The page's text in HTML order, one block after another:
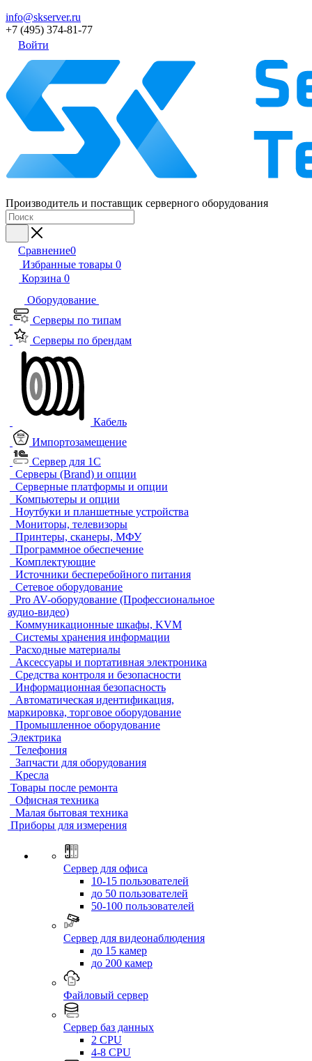
info@skserver.ru
+7 (495) 374-81-77
Войти
Производитель и поставщик серверного оборудования
Сравнение0
Избранные товары 0
Корзина 0
Оборудование
Серверы по типам
Серверы по брендам
Кабель
Импортозамещение
Сервер для 1С
Серверы (Brand) и опции
Серверные платформы и опции
Компьютеры и опции
Ноутбуки и планшетные устройства
Мониторы, телевизоры
Принтеры, сканеры, МФУ
Программное обеспечение
Комплектующие
Источники бесперебойного питания
Сетевое оборудование
Pro AV-оборудование (Профессиональное
аудио-видео)
Коммуникационные шкафы, KVM
Системы хранения информации
Расходные материалы
Аксессуары и портативная электроника
Средства контроля и безопасности
Информационная безопасность
Автоматическая идентификация,
маркировка, торговое оборудование
Промышленное оборудование
Электрика
Телефония
Запчасти для оборудования
Кресла
Товары после ремонта
Офисная техника
Малая бытовая техника
Приборы для измерения
Сервер для офиса
10-15 пользователей
до 50 пользователей
50-100 пользователей
Сервер для видеонаблюдения
до 15 камер
до 200 камер
Файловый сервер
Сервер баз данных
2 CPU
4-8 CPU